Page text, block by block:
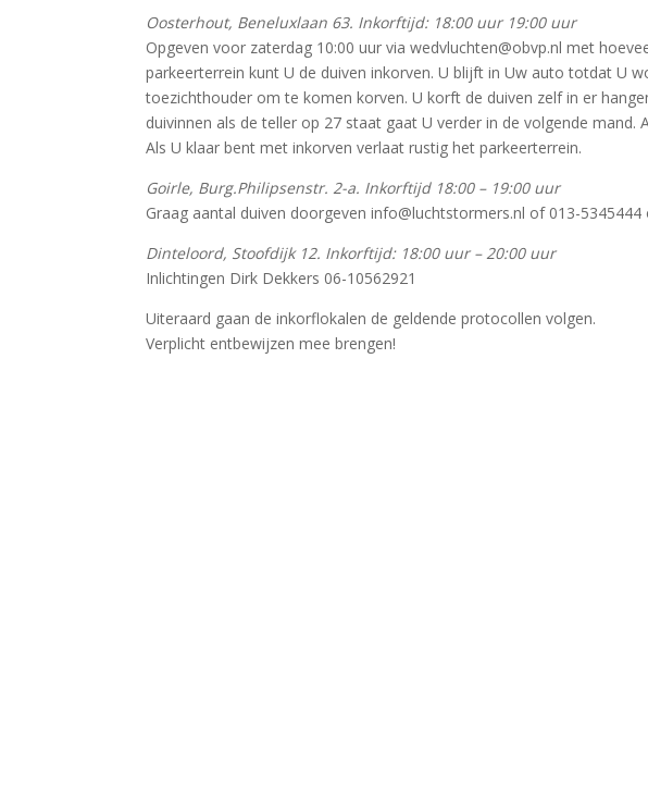
Oosterhout, Beneluxlaan 63. Inkorftijd: 18:00 uur 19:00 uur
Opgeven voor zaterdag 10:00 uur via wedvluchten@obvp.nl met
parkeerterrein kunt U de duiven inkorven. U blijft in Uw auto totdat U
toezichthouder om te komen korven. U korft de duiven zelf in er
duivinnen als de teller op 27 staat gaat U verder in de volgende mand.
Als U klaar bent met inkorven verlaat rustig het parkeerterrein.
Goirle, Burg.Philipsenstr. 2-a. Inkorftijd 18:00 – 19:00 uur
Graag aantal duiven doorgeven info@luchtstormers.nl of 013-
Dinteloord, Stoofdijk 12. Inkorftijd: 18:00 uur – 20:00 uur
Inlichtingen Dirk Dekkers 06-10562921
Uiteraard gaan de inkorflokalen de geldende protocollen volgen.
Verplicht entbewijzen mee brengen!